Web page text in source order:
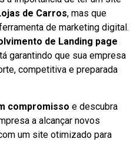
de Carros, mas que
de marketing digital.
de Landing page
garantindo que sua empresa
competitiva e preparada
compromisso e descubra
a alcançar novos
um site otimizado para